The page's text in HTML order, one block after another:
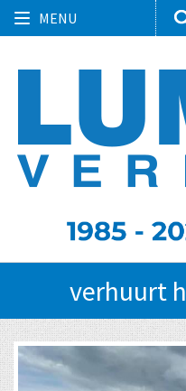
Toggle
MENU
verhuurt